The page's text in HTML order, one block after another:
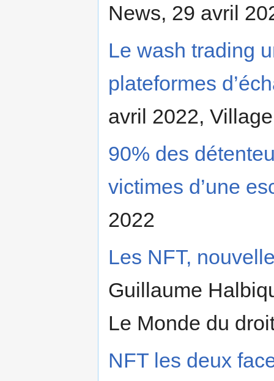
News, 29 avril
Le wash trading
plateformes
avril 2022,
90% des
victimes d’une
2022
Les NFT,
Guillaume
Le Monde du
NFT les deux